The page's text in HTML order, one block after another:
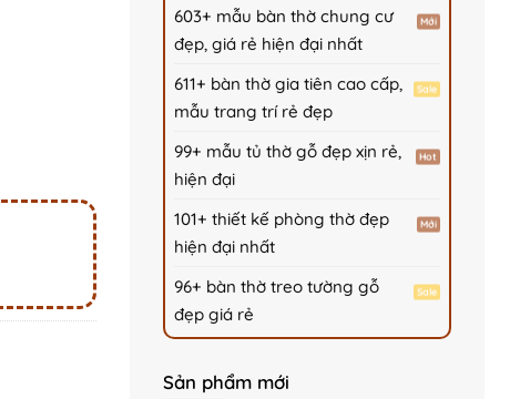
603+ mẫu bàn thờ chung cư
đẹp, giá rẻ hiện đại nhất
611+ bàn thờ gia tiên cao cấp,
mẫu trang trí rẻ đẹp
99+ mẫu tủ thờ gỗ đẹp xịn rẻ,
hiện đại
101+ thiết kế phòng thờ đẹp
hiện đại nhất
96+ bàn thờ treo tường gỗ
đẹp giá rẻ
Sản phẩm mới